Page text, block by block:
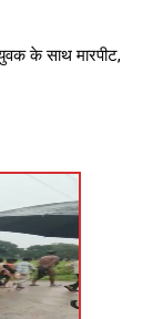
के साथ मारपीट,